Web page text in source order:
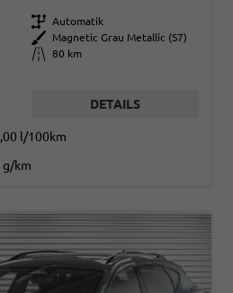
Getriebe Automatik
Außenfarbe
Magnetic Grau Metallic (S7)
Kilometerstand
80 km
DETAILS
l/100km
g/km